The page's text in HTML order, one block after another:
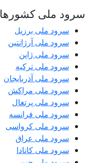
سرود ملی کشورها
سرود ملی برزیل
سرود ملی آرژانتین
سرود ملی ژاپن
سرود ملی ترکیه
سرود ملی آذربایجان
سرود ملی مراکش
سرود ملی پرتغال
سرود ملی فرانسه
سرود ملی کرواسی
سرود ملی عراق
سرود ملی کانادا